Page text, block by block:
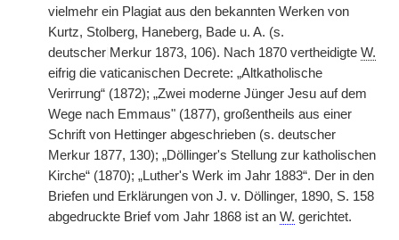
vielmehr ein Plagiat aus den bekannten Werken von
Kurtz, Stolberg, Haneberg, Bade u. A. (s.
deutscher Merkur 1873, 106). Nach 1870 vertheidigte W.
eifrig die vaticanischen Decrete: „Altkatholische
Verirrung“ (1872); „Zwei moderne Jünger Jesu auf dem
Wege nach Emmaus" (1877), großentheils aus einer
Schrift von Hettinger abgeschrieben (s. deutscher
Merkur 1877, 130); „Döllinger's Stellung zur katholischen
Kirche“ (1870); „Luther's Werk im Jahr 1883“. Der in den
Briefen und Erklärungen von J. v. Döllinger, 1890, S. 158
abgedruckte Brief vom Jahr 1868 ist an W. gerichtet.